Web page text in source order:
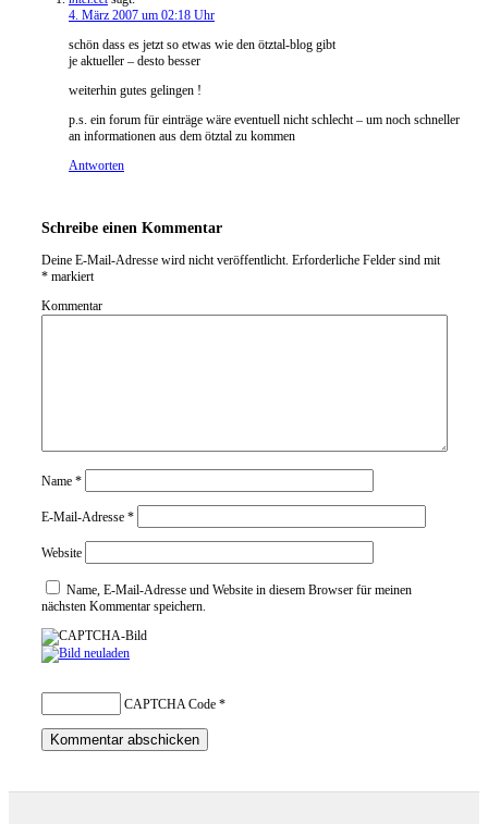
4. März 2007 um 02:18 Uhr
schön dass es jetzt so etwas wie den ötztal-blog gibt
je aktueller – desto besser
weiterhin gutes gelingen !
p.s. ein forum für einträge wäre eventuell nicht schlecht – um noch schneller
an informationen aus dem ötztal zu kommen
Antworten
Schreibe einen Kommentar
Deine E-Mail-Adresse wird nicht veröffentlicht. Erforderliche Felder sind mit
* markiert
Kommentar
Name *
E-Mail-Adresse *
Website
Name, E-Mail-Adresse und Website in diesem Browser für meinen
nächsten Kommentar speichern.
CAPTCHA Code *